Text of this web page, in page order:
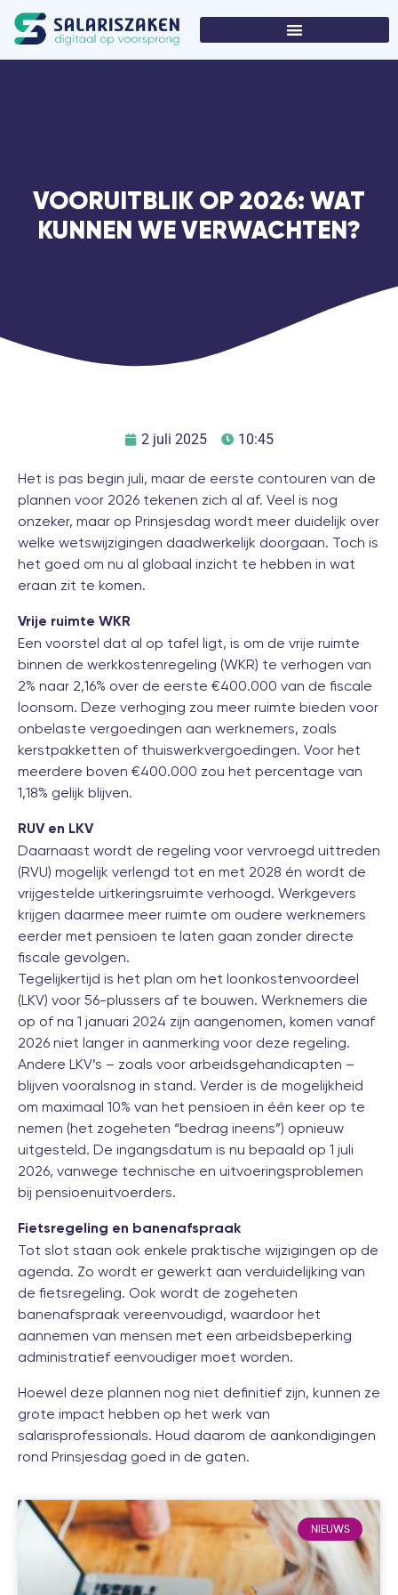
VOORUITBLIK OP 2026: WAT
KUNNEN WE VERWACHTEN?
2 juli 2025 10:45
Het is pas begin juli, maar de eerste contouren van de
plannen voor 2026 tekenen zich al af. Veel is nog
onzeker, maar op Prinsjesdag wordt meer duidelijk over
welke wetswijzigingen daadwerkelijk doorgaan. Toch is
het goed om nu al globaal inzicht te hebben in wat
eraan zit te komen.
Vrije ruimte WKR
Een voorstel dat al op tafel ligt, is om de vrije ruimte
binnen de werkkostenregeling (WKR) te verhogen van
2% naar 2,16% over de eerste €400.000 van de fiscale
loonsom. Deze verhoging zou meer ruimte bieden voor
onbelaste vergoedingen aan werknemers, zoals
kerstpakketten of thuiswerkvergoedingen. Voor het
meerdere boven €400.000 zou het percentage van
1,18% gelijk blijven.
RUV en LKV
Daarnaast wordt de regeling voor vervroegd uittreden
(RVU) mogelijk verlengd tot en met 2028 én wordt de
vrijgestelde uitkeringsruimte verhoogd. Werkgevers
krijgen daarmee meer ruimte om oudere werknemers
eerder met pensioen te laten gaan zonder directe
fiscale gevolgen.
Tegelijkertijd is het plan om het loonkostenvoordeel
(LKV) voor 56-plussers af te bouwen. Werknemers die
op of na 1 januari 2024 zijn aangenomen, komen vanaf
2026 niet langer in aanmerking voor deze regeling.
Andere LKV’s – zoals voor arbeidsgehandicapten –
blijven vooralsnog in stand. Verder is de mogelijkheid
om maximaal 10% van het pensioen in één keer op te
nemen (het zogeheten “bedrag ineens”) opnieuw
uitgesteld. De ingangsdatum is nu bepaald op 1 juli
2026, vanwege technische en uitvoeringsproblemen
bij pensioenuitvoerders.
Fietsregeling en banenafspraak
Tot slot staan ook enkele praktische wijzigingen op de
agenda. Zo wordt er gewerkt aan verduidelijking van
de fietsregeling. Ook wordt de zogeheten
banenafspraak vereenvoudigd, waardoor het
aannemen van mensen met een arbeidsbeperking
administratief eenvoudiger moet worden.
Hoewel deze plannen nog niet definitief zijn, kunnen ze
grote impact hebben op het werk van
salarisprofessionals. Houd daarom de aankondigingen
rond Prinsjesdag goed in de gaten.
NIEUWS